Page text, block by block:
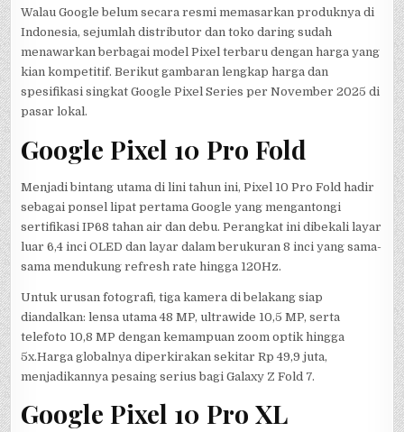
Walau Google belum secara resmi memasarkan produknya di
Indonesia, sejumlah distributor dan toko daring sudah
menawarkan berbagai model Pixel terbaru dengan harga yang
kian kompetitif. Berikut gambaran lengkap harga dan
spesifikasi singkat Google Pixel Series per November 2025 di
pasar lokal.
Google Pixel 10 Pro Fold
Menjadi bintang utama di lini tahun ini, Pixel 10 Pro Fold hadir
sebagai ponsel lipat pertama Google yang mengantongi
sertifikasi IP68 tahan air dan debu. Perangkat ini dibekali layar
luar 6,4 inci OLED dan layar dalam berukuran 8 inci yang sama-
sama mendukung refresh rate hingga 120Hz.
Untuk urusan fotografi, tiga kamera di belakang siap
diandalkan: lensa utama 48 MP, ultrawide 10,5 MP, serta
telefoto 10,8 MP dengan kemampuan zoom optik hingga
5x.Harga globalnya diperkirakan sekitar Rp 49,9 juta,
menjadikannya pesaing serius bagi Galaxy Z Fold 7.
Google Pixel 10 Pro XL